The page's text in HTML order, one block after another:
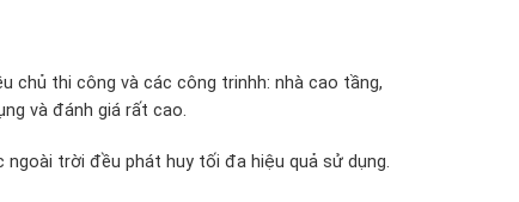
chủ thi công và các công trinhh: nhà cao tầng,
và đánh giá rất cao.
trời đều phát huy tối đa hiệu quả sử dụng.